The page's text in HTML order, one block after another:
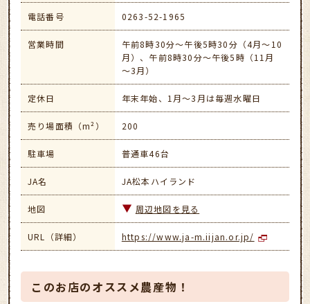
電話番号 0263-52-1965
営業時間
午前8時30分～午後5時30分（4月～10
月）、午前8時30分～午後5時（11月
～3月）
定休日 年末年始、1月～3月は毎週水曜日
売り場面積（m²） 200
駐車場 普通車46台
JA名 JA松本ハイランド
地図 周辺地図を見る
URL（詳細） https://www.ja-m.iijan.or.jp/
このお店のオススメ農産物！